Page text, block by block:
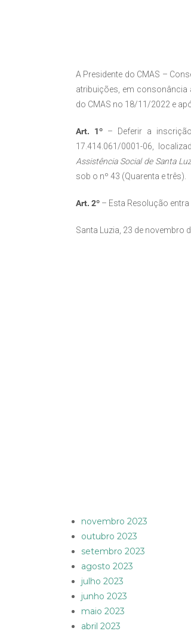
A Presidente do CMAS –
atribuições, em consonância
do CMAS no 18/11/2022 e
Art. 1º – Deferir a
17.414.061/0001-06,
Assistência Social de Santa
sob o nº 43 (Quarenta e três).
Art. 2º – Esta Resolução
Santa Luzia, 23 de novembro
novembro 2023
outubro 2023
setembro 2023
agosto 2023
julho 2023
junho 2023
maio 2023
abril 2023